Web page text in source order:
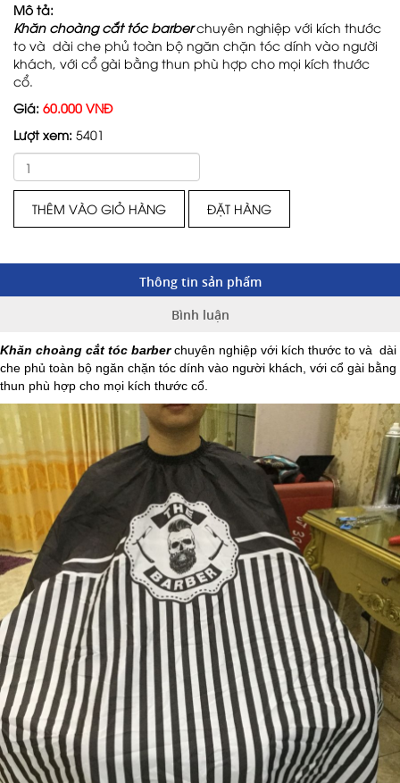
Mô tả:
Khăn choàng cắt tóc barberchuyên nghiệp với kích thước
to và dài che phủ toàn bộ ngăn chặn tóc dính vào người
khách, với cổ gài bằng thun phù hợp cho mọi kích thước
cổ.
Giá: 60.000 VNĐ
Lượt xem: 5401
THÊM VÀO GIỎ HÀNG ĐẶT HÀNG
Thông tin sản phẩm
Bình luận
Khăn choàng cắt tóc barberchuyên nghiệp với kích thước to và dài
che phủ toàn bộ ngăn chặn tóc dính vào người khách, với cổ gài bằng
thun phù hợp cho mọi kích thước cổ.